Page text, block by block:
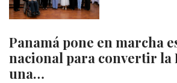
Panamá pone en marcha
nacional para convertir la
una…